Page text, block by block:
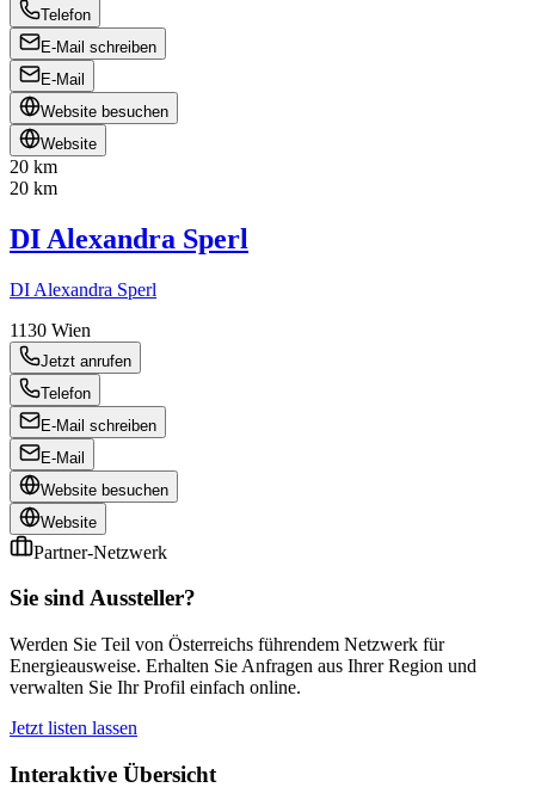
Telefon
E-Mail schreiben
E-Mail
Website besuchen
Website
20 km
20 km
DI Alexandra Sperl
DI Alexandra Sperl
1130 Wien
Jetzt anrufen
Telefon
E-Mail schreiben
E-Mail
Website besuchen
Website
Partner-Netzwerk
Sie sind Aussteller?
Werden Sie Teil von Österreichs führendem Netzwerk für
Energieausweise. Erhalten Sie Anfragen aus Ihrer Region und
verwalten Sie Ihr Profil einfach online.
Jetzt listen lassen
Interaktive Übersicht